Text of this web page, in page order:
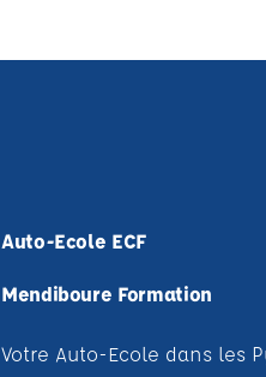
Auto-Ecole ECF
Mendiboure Formation
Votre Auto-Ecole dans les